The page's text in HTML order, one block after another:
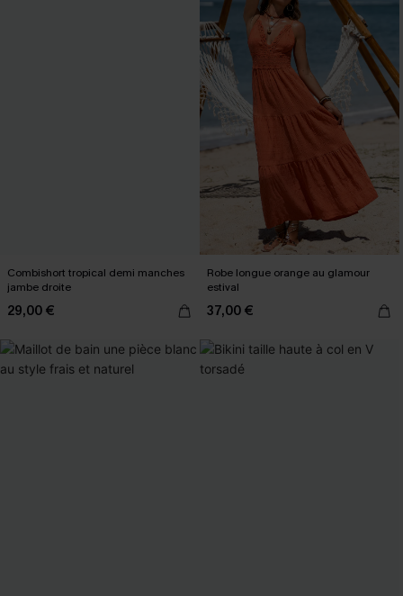
Combishort tropical demi manches
jambe droite
29,00 €
Robe longue orange au glamour
estival
37,00 €